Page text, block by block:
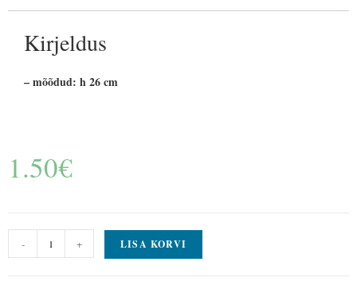
Kirjeldus
– mõõdud: h 26 cm
1.50€
- + LISA KORVI